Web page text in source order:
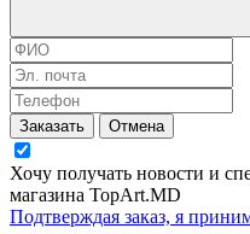
Заказать Отмена
Хочу получать новости и
магазина TopArt.MD
Подтверждая заказ, я